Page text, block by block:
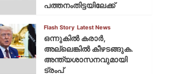
പത്തനംതിട്ടയിലേക്ക്
Flash Story Latest News
ഒന്നുകില്‍ കരാര്‍,
അല്ലെങ്കില്‍ കീഴടങ്ങുക.
അന്ത്യശാസനവുമായി
ട്രംപ്